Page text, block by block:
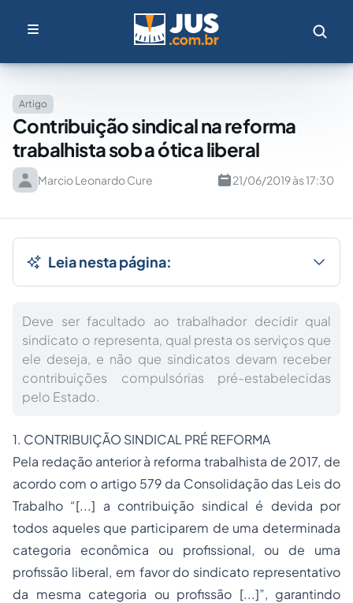
Artigo
Contribuição sindical na reforma
trabalhista sob a ótica liberal
Marcio Leonardo Cure 21/06/2019 às 17:30
Leia nesta página:
Deve ser facultado ao trabalhador decidir qual
sindicato o representa, qual presta os serviços que
ele deseja, e não que sindicatos devam receber
contribuições compulsórias pré-estabelecidas
pelo Estado.
1. CONTRIBUIÇÃO SINDICAL PRÉ REFORMA
Pela redação anterior à reforma trabalhista de 2017, de
acordo com o artigo 579 da Consolidação das Leis do
Trabalho “[...] a contribuição sindical é devida por
todos aqueles que participarem de uma determinada
categoria econômica ou profissional, ou de uma
profissão liberal, em favor do sindicato representativo
da mesma categoria ou profissão [...]”, garantindo